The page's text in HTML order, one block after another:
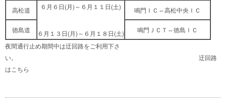
高松道
６月６日(月)～６月１１日(土)
６月１３日(月)～６月１８日(土)
鳴門ＩＣ⇔高松中央ＩＣ
徳島道
鳴門ＪＣＴ⇔徳島ＩＣ
夜間通行止め期間中は迂回路をご利用下さ
い。 迂回路
は こちら